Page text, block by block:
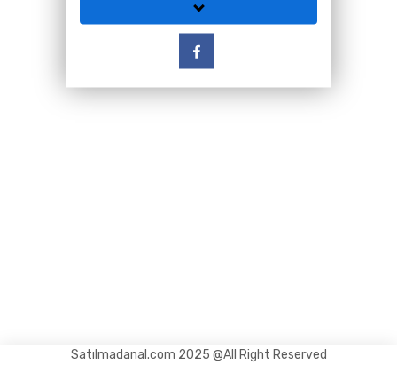
Satılmadanal.com 2025 @All Right Reserved